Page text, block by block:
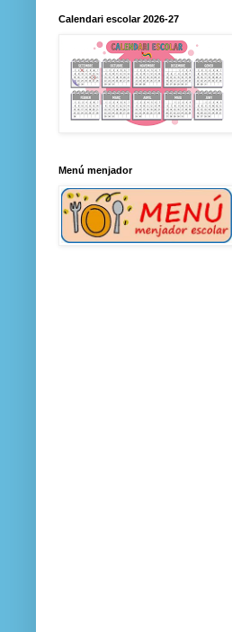
Calendari escolar 2026-27
Menú menjador